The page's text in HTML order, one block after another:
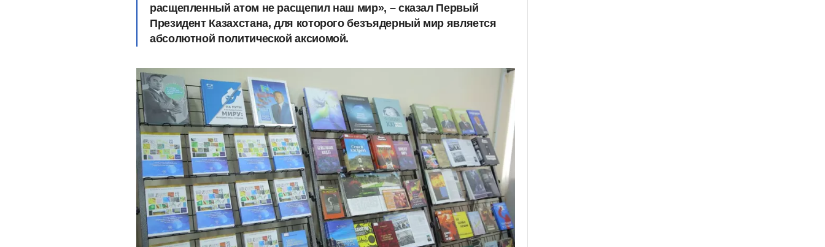
расщепленный атом не расщепил наш мир», – сказал Первый
Президент Казахстана, для которого безъядерный мир является
абсолютной политической аксиомой.